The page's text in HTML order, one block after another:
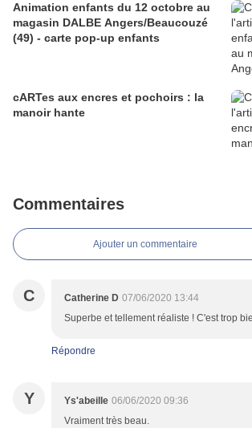
Animation enfants du 12 octobre au
magasin DALBE Angers/Beaucouzé
(49) - carte pop-up enfants
cARTes aux encres et pochoirs : la
manoir hante
Commentaires
Ajouter un commentaire
C Catherine D 07/06/2020 13:44
Superbe et tellement réaliste ! C'est trop
Répondre
Y Ys'abeille 06/06/2020 09:36
Vraiment très beau.